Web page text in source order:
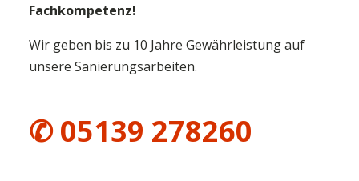
Fachkompetenz!
Wir geben bis zu 10 Jahre Gewährleistung auf
unsere Sanierungsarbeiten.
✆ 05139 278260